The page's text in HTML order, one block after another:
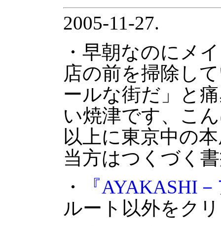
2005-11-27.
・早朝なのにメ
店の前を掃除し
ールな街だ」と
い焼津です、こ
以上に東京中の
当方はつくづく
・
『AYAKASHI
ルート以外をク